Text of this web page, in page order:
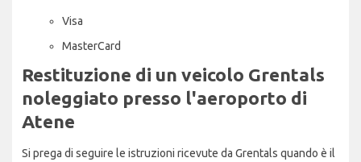
Visa
MasterCard
Restituzione di un veicolo Grentals
noleggiato presso l'aeroporto di
Atene
Si prega di seguire le istruzioni ricevute da Grentals quando è il